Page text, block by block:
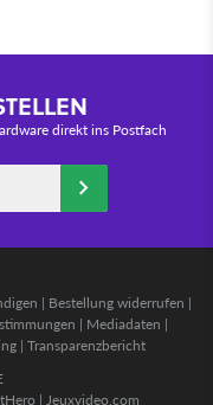
direkt ins Postfach
| Bestellung widerrufen |
| Mediadaten |
| Transparenzbericht
| Jeuxvideo.com